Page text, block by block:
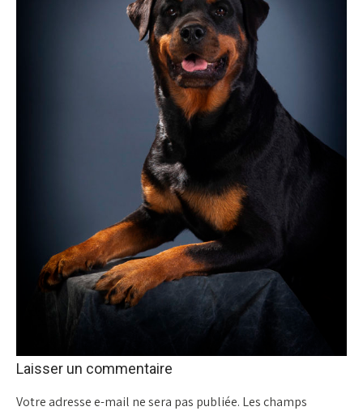
Laisser un commentaire
Votre adresse e-mail ne sera pas publiée. Les champs